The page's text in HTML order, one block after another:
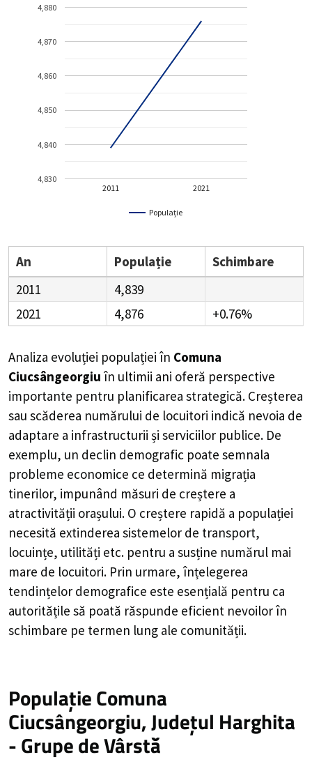
Populație
2011 2021
4,830
4,840
4,850
4,860
4,870
4,880
An Populație
Schimbare
2011
4,839
2021
4,876 +0.76%
Analiza evoluției populației în Comuna
Ciucsângeorgiu în ultimii ani oferă perspective
importante pentru planificarea strategică. Creșterea
sau scăderea numărului de locuitori indică nevoia de
adaptare a infrastructurii și serviciilor publice. De
exemplu, un declin demografic poate semnala
probleme economice ce determină migrația
tinerilor, impunând măsuri de creștere a
atractivității orașului. O creștere rapidă a populației
necesită extinderea sistemelor de transport,
locuințe, utilități etc. pentru a susține numărul mai
mare de locuitori. Prin urmare, înțelegerea
tendințelor demografice este esențială pentru ca
autoritățile să poată răspunde eficient nevoilor în
schimbare pe termen lung ale comunității.
Populație Comuna
Ciucsângeorgiu, Județul Harghita
- Grupe de Vârstă